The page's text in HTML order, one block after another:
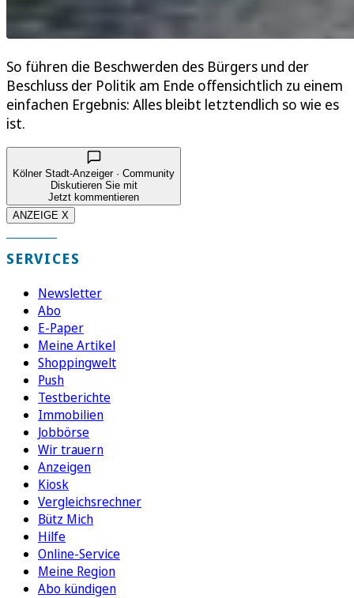
So führen die Beschwerden des Bürgers und der
Beschluss der Politik am Ende offensichtlich zu einem
einfachen Ergebnis: Alles bleibt letztendlich so wie es
ist.
Kölner Stadt-Anzeiger · Community
Diskutieren Sie mit
Jetzt kommentieren
ANZEIGE X
SERVICES
Newsletter
Abo
E-Paper
Meine Artikel
Shoppingwelt
Push
Testberichte
Immobilien
Jobbörse
Wir trauern
Anzeigen
Kiosk
Vergleichsrechner
Bütz Mich
Hilfe
Online-Service
Meine Region
Abo kündigen